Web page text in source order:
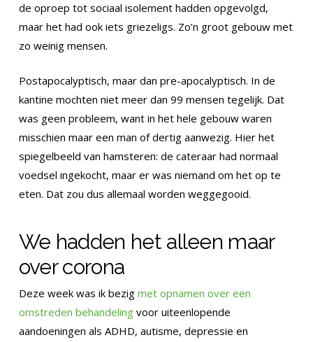
de oproep tot sociaal isolement hadden opgevolgd,
maar het had ook iets griezeligs. Zo’n groot gebouw met
zo weinig mensen.
Postapocalyptisch, maar dan pre-apocalyptisch. In de
kantine mochten niet meer dan 99 mensen tegelijk. Dat
was geen probleem, want in het hele gebouw waren
misschien maar een man of dertig aanwezig. Hier het
spiegelbeeld van hamsteren: de cateraar had normaal
voedsel ingekocht, maar er was niemand om het op te
eten. Dat zou dus allemaal worden weggegooid.
We hadden het alleen maar
over corona
Deze week was ik bezig met opnamen over een
omstreden behandeling voor uiteenlopende
aandoeningen als ADHD, autisme, depressie en